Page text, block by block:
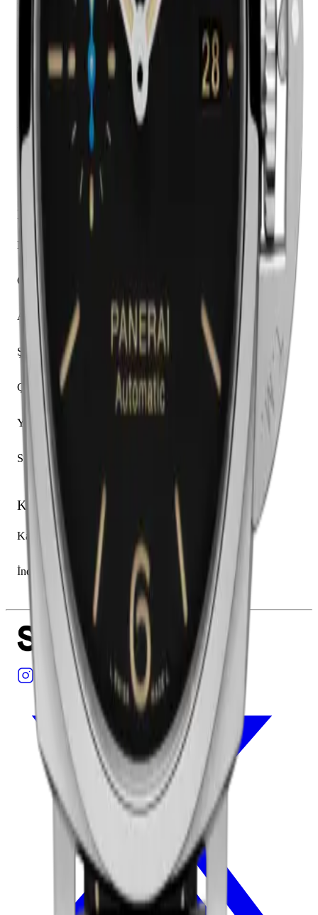
Mekanizma Adı
Panerai caliber P.9010
Mekanizma Açıklaması
Saat
Dakika
Küçük Saniye
Üretim Yılı
Kasa
Malzeme
Cam
Arka Kapak
Şekil
Yastık
Çap
Yükseklik
13.20 mm
Su Geçirmezlik
300.00 m
Kadran
Kadran Rengi
Siyah
İndeksler
Karışık